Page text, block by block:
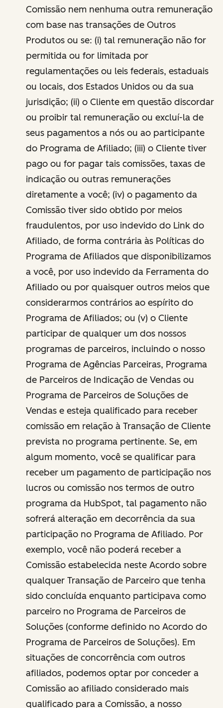
Comissão nem nenhuma outra remuneração
com base nas transações de Outros
Produtos ou se: (i) tal remuneração não for
permitida ou for limitada por
regulamentações ou leis federais, estaduais
ou locais, dos Estados Unidos ou da sua
jurisdição; (ii) o Cliente em questão discordar
ou proibir tal remuneração ou excluí-la de
seus pagamentos a nós ou ao participante
do Programa de Afiliado; (iii) o Cliente tiver
pago ou for pagar tais comissões, taxas de
indicação ou outras remunerações
diretamente a você; (iv) o pagamento da
Comissão tiver sido obtido por meios
fraudulentos, por uso indevido do Link do
Afiliado, de forma contrária às Políticas do
Programa de Afiliados que disponibilizamos
a você, por uso indevido da Ferramenta do
Afiliado ou por quaisquer outros meios que
considerarmos contrários ao espírito do
Programa de Afiliados; ou (v) o Cliente
participar de qualquer um dos nossos
programas de parceiros, incluindo o nosso
Programa de Agências Parceiras, Programa
de Parceiros de Indicação de Vendas ou
Programa de Parceiros de Soluções de
Vendas e esteja qualificado para receber
comissão em relação à Transação de Cliente
prevista no programa pertinente. Se, em
algum momento, você se qualificar para
receber um pagamento de participação nos
lucros ou comissão nos termos de outro
programa da HubSpot, tal pagamento não
sofrerá alteração em decorrência da sua
participação no Programa de Afiliado. Por
exemplo, você não poderá receber a
Comissão estabelecida neste Acordo sobre
qualquer Transação de Parceiro que tenha
sido concluída enquanto participava como
parceiro no Programa de Parceiros de
Soluções (conforme definido no Acordo do
Programa de Parceiros de Soluções). Em
situações de concorrência com outros
afiliados, podemos optar por conceder a
Comissão ao afiliado considerado mais
qualificado para a Comissão, a nosso